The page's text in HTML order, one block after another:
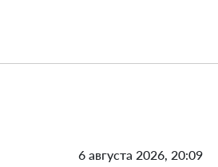
6 августа 2026, 20:09